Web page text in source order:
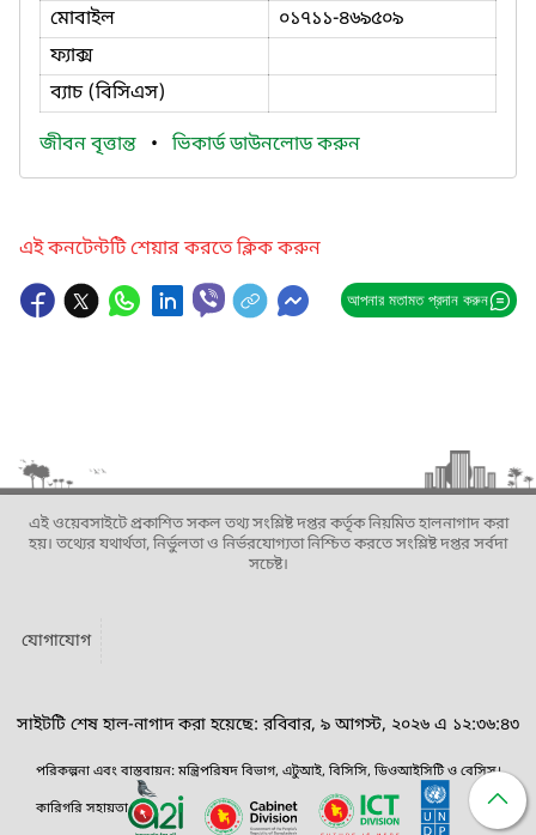
মোবাইল
০১৭১১-৪৬৯৫০৯
ফ্যাক্স
ব্যাচ (বিসিএস)
জীবন বৃত্তান্ত • ভিকার্ড ডাউনলোড করুন
এই কনটেন্টটি শেয়ার করতে ক্লিক করুন
আপনার মতামত প্রদান করুন
এই ওয়েবসাইটে প্রকাশিত সকল তথ্য সংশ্লিষ্ট দপ্তর কর্তৃক নিয়মিত হালনাগাদ করা
হয়। তথ্যের যথার্থতা, নির্ভুলতা ও নির্ভরযোগ্যতা নিশ্চিত করতে সংশ্লিষ্ট দপ্তর সর্বদা
সচেষ্ট।
যোগাযোগ
সাইটটি শেষ হাল-নাগাদ করা হয়েছে: রবিবার, ৯ আগস্ট, ২০২৬ এ ১২:৩৬:৪৩
পরিকল্পনা এবং বাস্তবায়ন: মন্ত্রিপরিষদ বিভাগ, এটুআই, বিসিসি, ডিওআইসিটি ও বেসিস।
কারিগরি সহায়তা